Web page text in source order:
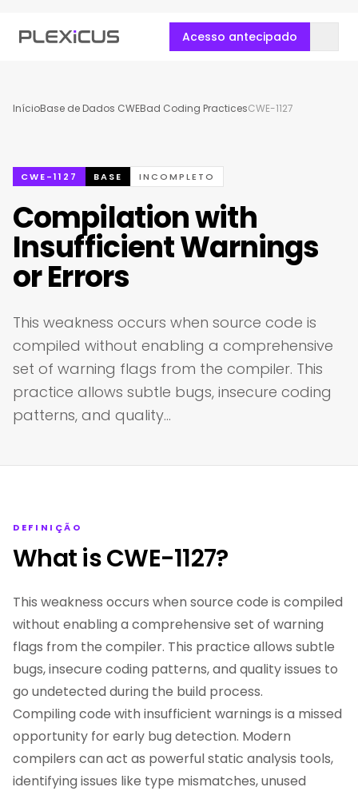
Acesso antecipado
InícioBase de Dados CWEBad Coding PracticesCWE-1127
CWE-1127 BASE INCOMPLETO
Compilation with
Insufficient Warnings
or Errors
This weakness occurs when source code is
compiled without enabling a comprehensive
set of warning flags from the compiler. This
practice allows subtle bugs, insecure coding
patterns, and quality…
DEFINIÇÃO
What is CWE-1127?
This weakness occurs when source code is compiled
without enabling a comprehensive set of warning
flags from the compiler. This practice allows subtle
bugs, insecure coding patterns, and quality issues to
go undetected during the build process.
Compiling code with insufficient warnings is a missed
opportunity for early bug detection. Modern
compilers can act as powerful static analysis tools,
identifying issues like type mismatches, unused